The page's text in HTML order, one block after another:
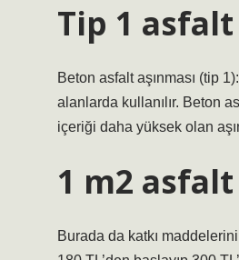
Tip 1
Beton asfalt aşınması (tip
alanlarda kullanılır. Beton
içeriği daha yüksek olan
1 m2 asfalt
Burada da katkı